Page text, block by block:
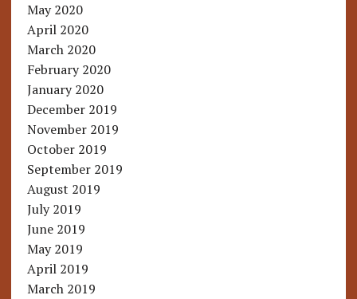
May 2020
April 2020
March 2020
February 2020
January 2020
December 2019
November 2019
October 2019
September 2019
August 2019
July 2019
June 2019
May 2019
April 2019
March 2019